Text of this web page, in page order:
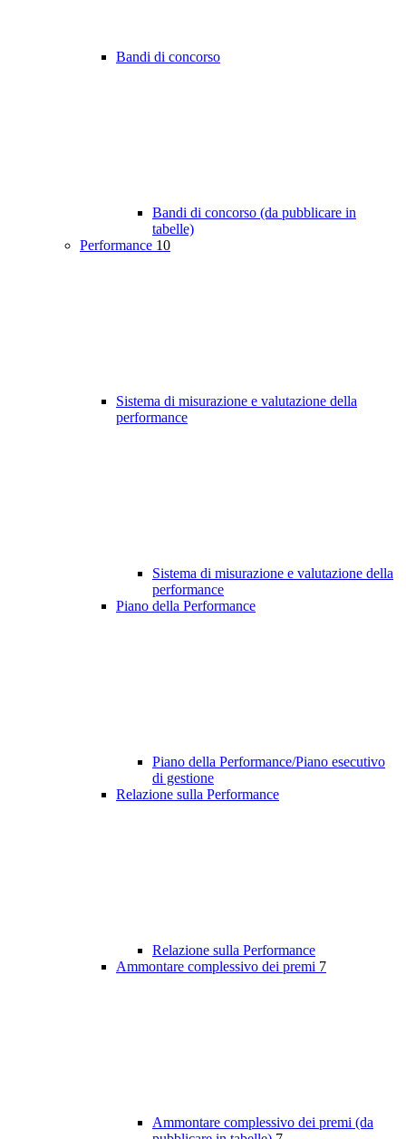
Bandi di concorso
Bandi di concorso (da pubblicare in
tabelle)
Performance 10
Sistema di misurazione e valutazione della
performance
Sistema di misurazione e valutazione della
performance
Piano della Performance
Piano della Performance/Piano esecutivo
di gestione
Relazione sulla Performance
Relazione sulla Performance
Ammontare complessivo dei premi 7
Ammontare complessivo dei premi (da